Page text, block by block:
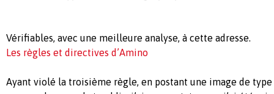
Vérifiables, avec une meilleure analyse, à cette adresse.
Les règles et directives d’Amino
Ayant violé la troisième règle, en postant une image de